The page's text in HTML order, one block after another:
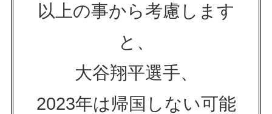
以上の事から考慮します
と、
大谷翔平選手、
2023年は帰国しない可能